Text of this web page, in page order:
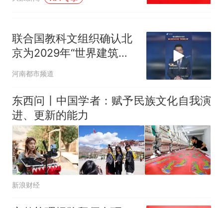
联合国教科文组织确认北
京为2029年“世界建筑之
都”
河南都市频道
东西问丨中国学者：赋予民族文化自我演
进、更新的能力
新浪财经